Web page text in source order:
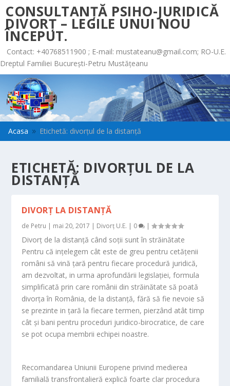
CONSULTANȚĂ PSIHO-JURIDICĂ
DIVORȚ – LEGILE UNUI NOU
ÎNCEPUT.
Contact: +40768511900 ; E-mail: mustateanu@gmail.com; RO-U.E.
Dreptul Familiei București-Petru Mustățeanu
Acasa 9 Etichetă: divorțul de la distanță
ETICHETĂ: DIVORȚUL DE LA
DISTANȚĂ
DIVORŢ LA DISTANŢĂ
de Petru | mai 20, 2017 | Divorț U.E. | 0 |
Divorț de la distanță când soții sunt în străinătate
Pentru că ințelegem cât este de greu pentru cetățenii
români să vină țară pentru fiecare procedură juridică,
am dezvoltat, in urma aprofundării legislației, formula
simplificată prin care românii din străinătate să poată
divorța în România, de la distanță, fără să fie nevoie să
se prezinte in țară la fiecare termen, pierzând atât timp
cât și bani pentru proceduri juridico-birocratice, de care
se pot ocupa membrii echipei noastre.
Recomandarea Uniunii Europene privind medierea
familială transfrontalieră explică foarte clar procedura